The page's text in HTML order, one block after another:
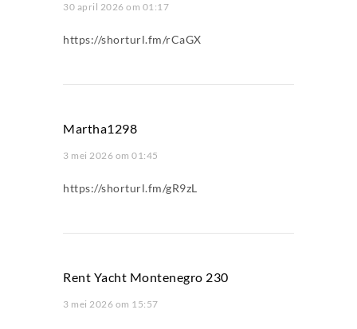
30 april 2026 om 01:17
https://shorturl.fm/rCaGX
Martha1298
3 mei 2026 om 01:45
https://shorturl.fm/gR9zL
Rent Yacht Montenegro 230
3 mei 2026 om 15:57